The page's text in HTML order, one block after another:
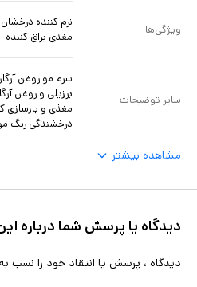
ویژگی‌ها
نرم کننده
مغذی براق کننده
سایر توضیحات
سرم مو روغن
برزیلی و روغن
مغذی و بازسازی
درخشندگی رنگ
مشاهده بیشتر
دیدگاه یا پرسش شما درباره
دیدگاه ، پرسش یا انتقاد خود را نسب به